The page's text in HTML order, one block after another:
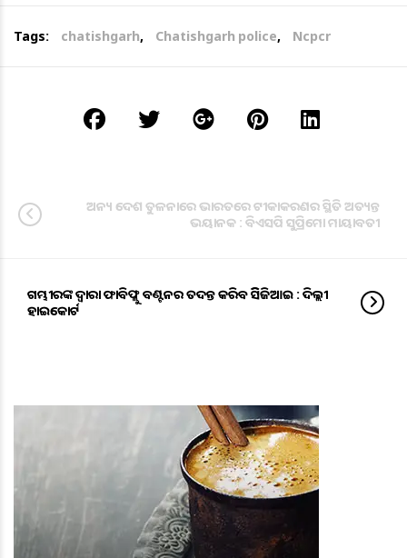
Tags: chatishgarh, Chatishgarh police, Ncpcr
ଅନ୍ୟ ଦେଶ ତୁଳନାରେ ଭାରତରେ ଟୀକାକରଣର ସ୍ଥିତି ଅତ୍ୟନ୍ତ
ଭୟାନକ : ବିଏସପି ସୁପ୍ରିମୋ ମାୟାବତୀ
ଗମ୍ଭୀରଙ୍କ ଦ୍ବାରା ଫାବିଫ୍ଲୁ ବଣ୍ଟନର ତଦନ୍ତ କରିବ ଡିସିଜିଆଇ : ଦିଲ୍ଲୀ
ହାଇକୋର୍ଟ